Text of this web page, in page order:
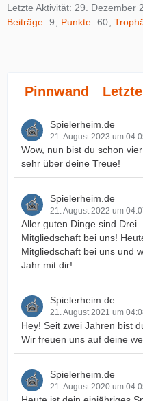
Letzte Aktivität: 29. Dezember
Beiträge 9 Punkte 60
Pinnwand
Spielerheim.de
21. August 2023 um
Wow, nun bist du schon
sehr über deine Treue!
Spielerheim.de
21. August 2022 um
Aller guten Dinge sind
Mitgliedschaft bei uns!
Mitgliedschaft bei uns und
Jahr mit dir!
Spielerheim.de
21. August 2021 um
Hey! Seit zwei Jahren bist
Wir freuen uns auf deine
Spielerheim.de
21. August 2020 um